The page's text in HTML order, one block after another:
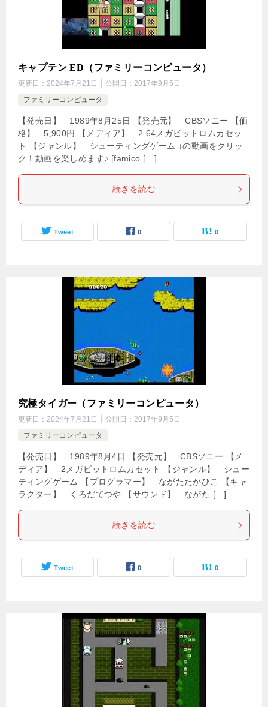
キャプテン ED（ファミリーコンピュータ）
更新日： 2024年7月21日 公開日： 2017年9月5日
ファミリーコンピュータ
【発売日】 1989年8月25日 【発売元】 CBSソニー 【価
格】 5,900円 【メディア】 2.64メガビットロムカセッ
ト 【ジャンル】 シューティングゲーム ↓の動画をクリッ
ク！動画を楽しめます♪ [famico […]
続きを読む
Tweet 0 0
究極タイガー（ファミリーコンピュータ）
更新日： 2024年7月21日 公開日： 2017年9月5日
ファミリーコンピュータ
【発売日】 1989年8月4日 【発売元】 CBSソニー 【メ
ディア】 2メガビットロムカセット 【ジャンル】 シュー
ティングゲーム 【プログラマー】 ながたたかひこ 【キャ
ラクター】 くろだてつや 【サウンド】 ながた […]
続きを読む
Tweet 0 0